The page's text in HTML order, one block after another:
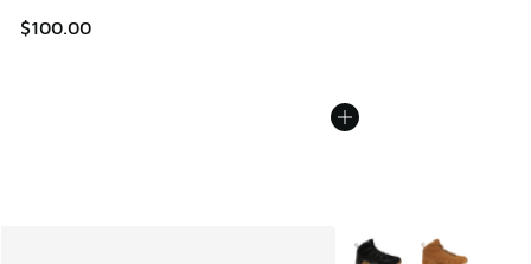
$100.00
Plus de couleurs